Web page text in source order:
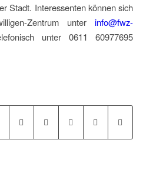
Stadt. Interessenten können sich
Zentrum unterinfo@fwz-
unter 0611 60977695